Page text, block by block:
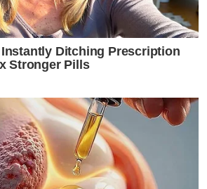
Instantly Ditching Prescription
Stronger Pills